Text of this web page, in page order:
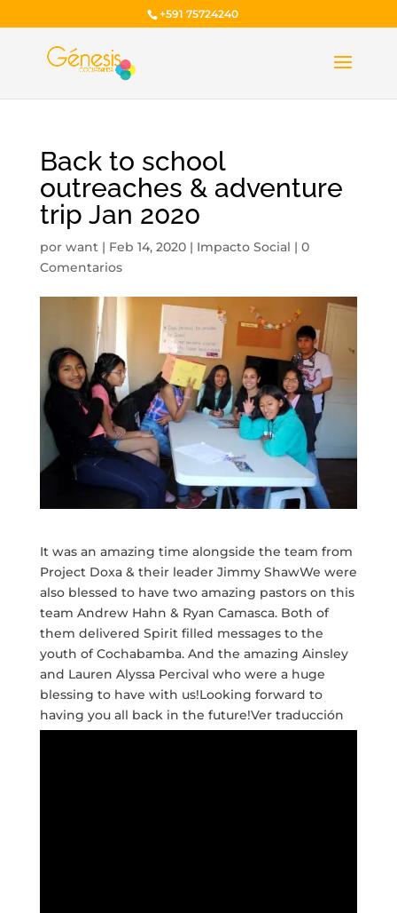
+591 75724240
Back to school
outreaches & adventure
trip Jan 2020
por want| Feb 14, 2020| Impacto Social | 0
Comentarios
It was an amazing time alongside the team from
Project Doxa & their leader Jimmy ShawWe were
also blessed to have two amazing pastors on this
team Andrew Hahn & Ryan Camasca. Both of
them delivered Spirit filled messages to the
youth of Cochabamba. And the amazing Ainsley
and Lauren Alyssa Percival who were a huge
blessing to have with us!Looking forward to
having you all back in the future!Ver traducción